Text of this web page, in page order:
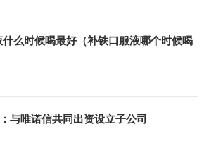
么时候喝最好（补铁口服液哪个时候喝
与唯诺信共同出资设立子公司